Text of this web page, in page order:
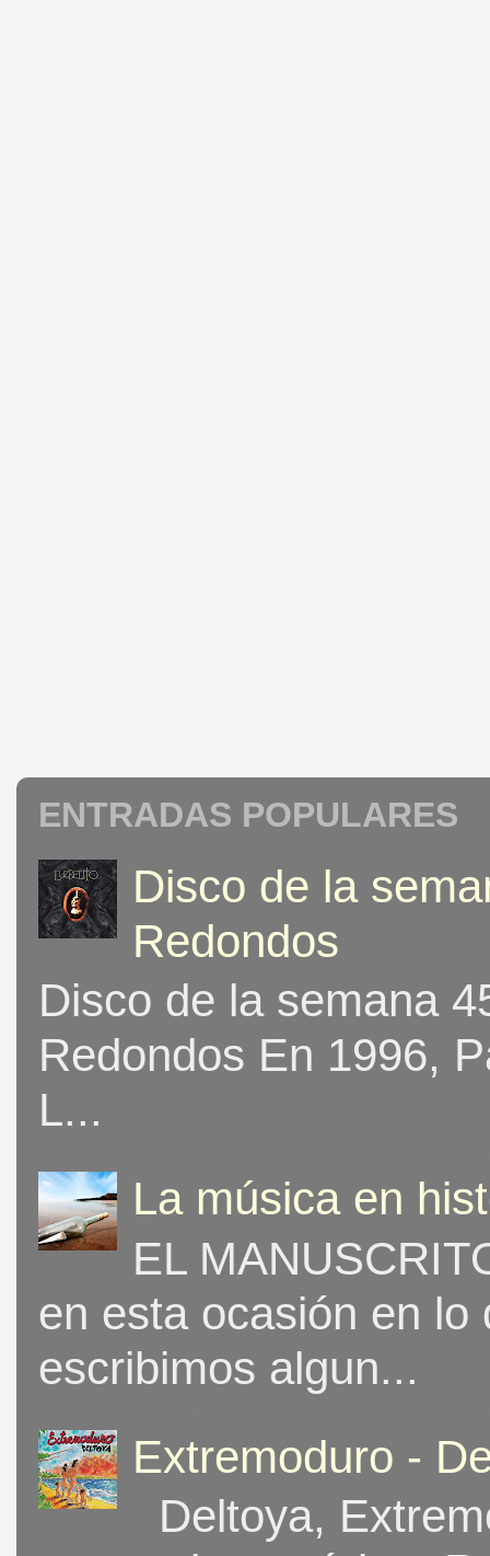
ENTRADAS POPULARES
Disco de la
Redondos
Disco de la semana
Redondos En 1996,
L...
La música en
EL
en esta ocasión en
escribimos algun...
Extremoduro -
Deltoya,